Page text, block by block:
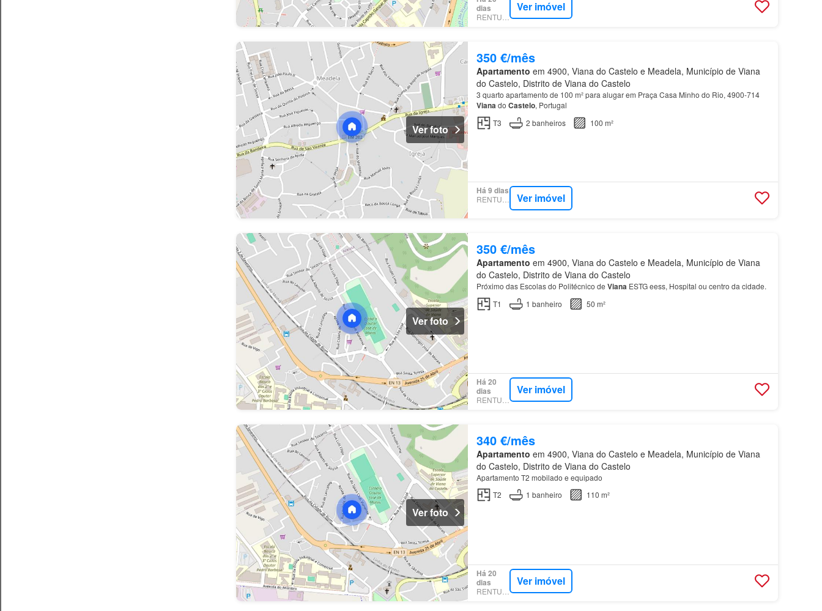
dias
Ver imóvel
Ver foto
350 €/mês
Apartamento em 4900, Viana do Castelo e Meadela, Município de Viana
do Castelo, Distrito de Viana do Castelo
3 quarto apartamento de 100 m² para alugar em Praça Casa Minho do Rio, 4900-714
Vianado Castelo, Portugal
T3
2 banheiros 100 m²
Há 9 dias
Ver imóvel
Ver foto
350 €/mês
Apartamento em 4900, Viana do Castelo e Meadela, Município de Viana
do Castelo, Distrito de Viana do Castelo
Próximo das Escolas do Politécnico de Viana ESTG eess, Hospital ou centro da cidade.
T1
1 banheiro 50 m²
Há 20
dias
Ver imóvel
Ver foto
340 €/mês
Apartamento em 4900, Viana do Castelo e Meadela, Município de Viana
do Castelo, Distrito de Viana do Castelo
Apartamento T2 mobilado e equipado
T2
1 banheiro 110 m²
Há 20
dias
Ver imóvel